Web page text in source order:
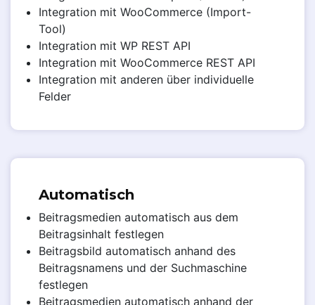
Integration mit WooCommerce (Import-
Tool)
Integration mit WP REST API
Integration mit WooCommerce REST API
Integration mit anderen über individuelle
Felder
Automatisch
Beitragsmedien automatisch aus dem
Beitragsinhalt festlegen
Beitragsbild automatisch anhand des
Beitragsnamens und der Suchmaschine
festlegen
Beitragsmedien automatisch anhand der